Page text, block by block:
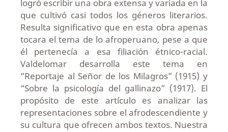
logró escribir una obra extensa y variada en la
que cultivó casi todos los géneros literarios.
Resulta significativo que en esta obra apenas
tocara el tema de lo afroperuano, pese a que
él pertenecía a esa filiación étnico-racial.
Valdelomar desarrolla este tema en
“Reportaje al Señor de los Milagros” (1915) y
“Sobre la psicología del gallinazo” (1917). El
propósito de este artículo es analizar las
representaciones sobre el afrodescendiente y
su cultura que ofrecen ambos textos. Nuestra